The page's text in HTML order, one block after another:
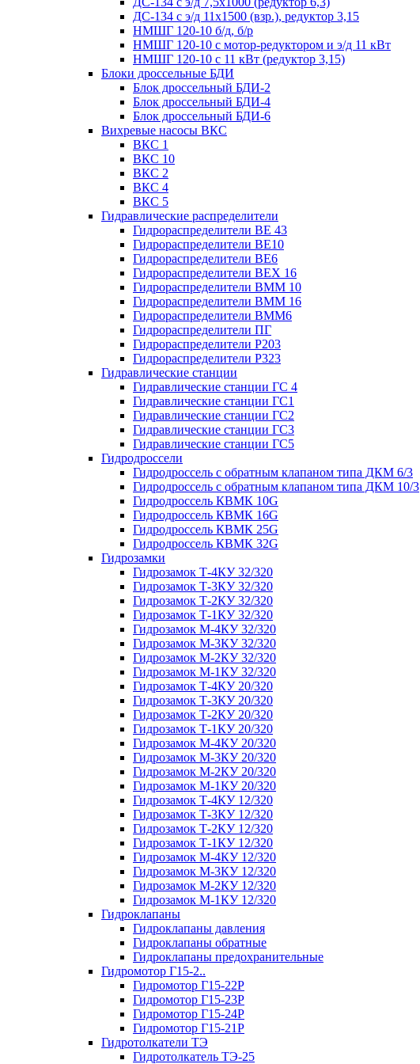
ДС-134 с э/д 11х1500 (взр.), редуктор 3,15
НМШГ 120-10 б/д, б/р
НМШГ 120-10 с мотор-редуктором и э/д 11 кВт
НМШГ 120-10 с 11 кВт (редуктор 3,15)
Блоки дроссельные БДИ
Блок дроссельный БДИ-2
Блок дроссельный БДИ-4
Блок дроссельный БДИ-6
Вихревые насосы ВКС
ВКС 1
ВКС 10
ВКС 2
ВКС 4
ВКС 5
Гидравлические распределители
Гидрораспределители ВЕ 43
Гидрораспределители ВЕ10
Гидрораспределители ВЕ6
Гидрораспределители ВЕХ 16
Гидрораспределители ВММ 10
Гидрораспределители ВММ 16
Гидрораспределители ВММ6
Гидрораспределители ПГ
Гидрораспределители Р203
Гидрораспределители Р323
Гидравлические станции
Гидравлические станции ГС 4
Гидравлические станции ГС1
Гидравлические станции ГС2
Гидравлические станции ГС3
Гидравлические станции ГС5
Гидродроссели
Гидродроссель с обратным клапаном типа ДКМ 6/3
Гидродроссель с обратным клапаном типа ДКМ 10/3
Гидродроссель КВМК 10G
Гидродроссель КВМК 16G
Гидродроссель КВМК 25G
Гидродроссель КВМК 32G
Гидрозамки
Гидрозамок Т-4КУ 32/320
Гидрозамок Т-3КУ 32/320
Гидрозамок Т-2КУ 32/320
Гидрозамок Т-1КУ 32/320
Гидрозамок М-4КУ 32/320
Гидрозамок М-3КУ 32/320
Гидрозамок М-2КУ 32/320
Гидрозамок М-1КУ 32/320
Гидрозамок Т-4КУ 20/320
Гидрозамок Т-3КУ 20/320
Гидрозамок Т-2КУ 20/320
Гидрозамок Т-1КУ 20/320
Гидрозамок М-4КУ 20/320
Гидрозамок М-3КУ 20/320
Гидрозамок М-2КУ 20/320
Гидрозамок М-1КУ 20/320
Гидрозамок Т-4КУ 12/320
Гидрозамок Т-3КУ 12/320
Гидрозамок Т-2КУ 12/320
Гидрозамок Т-1КУ 12/320
Гидрозамок М-4КУ 12/320
Гидрозамок М-3КУ 12/320
Гидрозамок М-2КУ 12/320
Гидрозамок М-1КУ 12/320
Гидроклапаны
Гидроклапаны давления
Гидроклапаны обратные
Гидроклапаны предохранительные
Гидромотор Г15-2..
Гидромотор Г15-22Р
Гидромотор Г15-23Р
Гидромотор Г15-24Р
Гидромотор Г15-21Р
Гидротолкатели ТЭ
Гидротолкатель ТЭ-25